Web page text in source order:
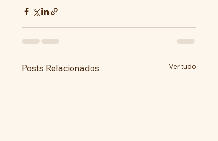
Posts Relacionados Ver tudo